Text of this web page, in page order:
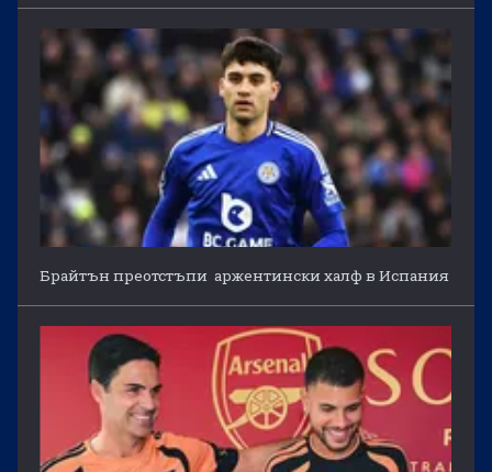
Брайтън преотстъпи аржентински халф в Испания